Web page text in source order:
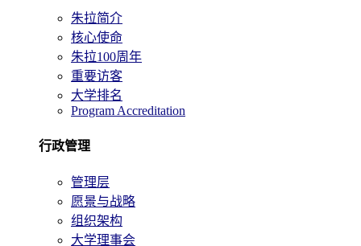
朱拉简介
核心使命
朱拉100周年
重要访客
大学排名
Program Accreditation
行政管理
管理层
愿景与战略
组织架构
大学理事会